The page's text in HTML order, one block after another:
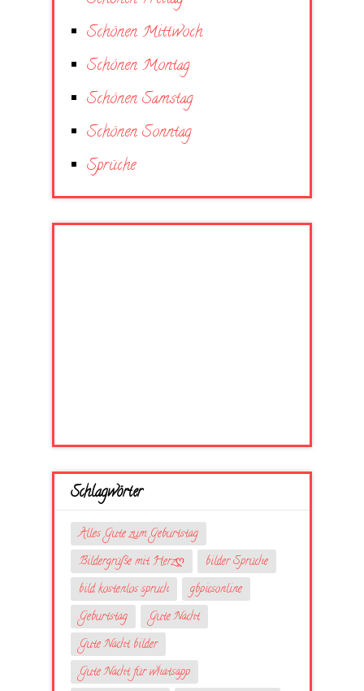
Schönen Mittwoch
Schönen Montag
Schönen Samstag
Schönen Sonntag
Sprüche
Schlagwörter
Alles Gute zum Geburtstag
Bildergrüße mit Herzღ
bilder Sprüche
bild kostenlos spruch
gbpicsonline
Geburtstag
Gute Nacht
Gute Nacht bilder
Gute Nacht für whatsapp